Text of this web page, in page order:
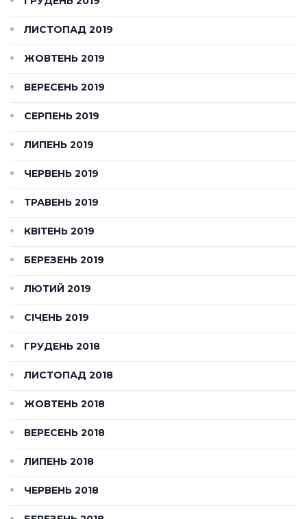
ЛИСТОПАД 2019
ЖОВТЕНЬ 2019
ВЕРЕСЕНЬ 2019
СЕРПЕНЬ 2019
ЛИПЕНЬ 2019
ЧЕРВЕНЬ 2019
ТРАВЕНЬ 2019
КВІТЕНЬ 2019
БЕРЕЗЕНЬ 2019
ЛЮТИЙ 2019
СІЧЕНЬ 2019
ГРУДЕНЬ 2018
ЛИСТОПАД 2018
ЖОВТЕНЬ 2018
ВЕРЕСЕНЬ 2018
ЛИПЕНЬ 2018
ЧЕРВЕНЬ 2018